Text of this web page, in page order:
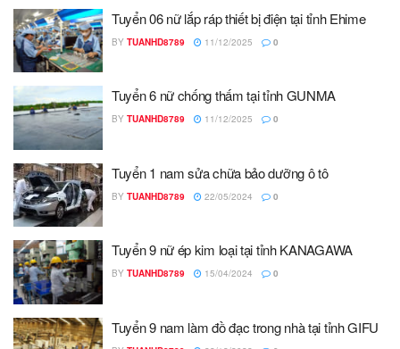
Tuyển 06 nữ lắp ráp thiết bị điện tại tỉnh Ehime
BY TUANHD8789 11/12/2025 0
Tuyển 6 nữ chống thấm tại tỉnh GUNMA
BY TUANHD8789 11/12/2025 0
Tuyển 1 nam sửa chữa bảo dưỡng ô tô
BY TUANHD8789 22/05/2024 0
Tuyển 9 nữ ép kim loại tại tỉnh KANAGAWA
BY TUANHD8789 15/04/2024 0
Tuyển 9 nam làm đồ đạc trong nhà tại tỉnh GIFU